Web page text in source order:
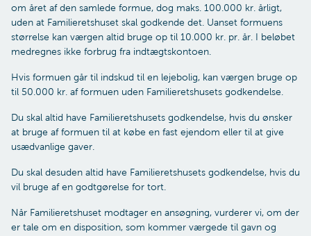
om året af den samlede formue, dog maks. 100.000 kr. årligt,
uden at Familieretshuset skal godkende det. Uanset formuens
størrelse kan værgen altid bruge op til 10.000 kr. pr. år.
I beløbet
medregnes ikke forbrug fra indtægtskontoen.
Hvis formuen går til indskud til en lejebolig, kan værgen bruge op
til 50.000 kr. af formuen uden Familieretshusets godkendelse.
Du skal altid have Familieretshusets godkendelse, hvis du ønsker
at bruge af formuen til at købe en fast ejendom eller til at give
usædvanlige gaver.
Du skal desuden altid have Familieretshusets godkendelse, hvis du
vil bruge af en godtgørelse for tort.
Når Familieretshuset modtager en ansøgning, vurderer vi, om der
er tale om en disposition, som kommer værgede til gavn og